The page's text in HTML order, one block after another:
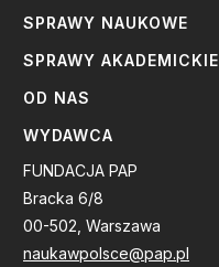
SPRAWY NAUKOWE
SPRAWY AKADEMICKIE
OD NAS
WYDAWCA
FUNDACJA PAP
Bracka 6/8
00-502, Warszawa
naukawpolsce@pap.pl